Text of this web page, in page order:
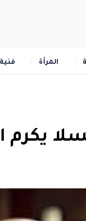
المرأة فنية
يكرم